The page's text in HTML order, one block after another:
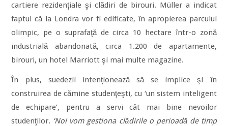
cartiere rezidenţiale şi clădiri de birouri. Müller a indicat
faptul că la Londra vor fi edificate, în apropierea parcului
olimpic, pe o suprafaţă de circa 10 hectare într-o zonă
industrială abandonată, circa 1.200 de apartamente,
birouri, un hotel Marriott şi mai multe magazine.
În plus, suedezii intenţionează să se implice şi în
construirea de cămine studenţeşti, cu ‘un sistem inteligent
de echipare’, pentru a servi cât mai bine nevoilor
studenţilor. ‘Noi vom gestiona clădirile o perioadă de timp